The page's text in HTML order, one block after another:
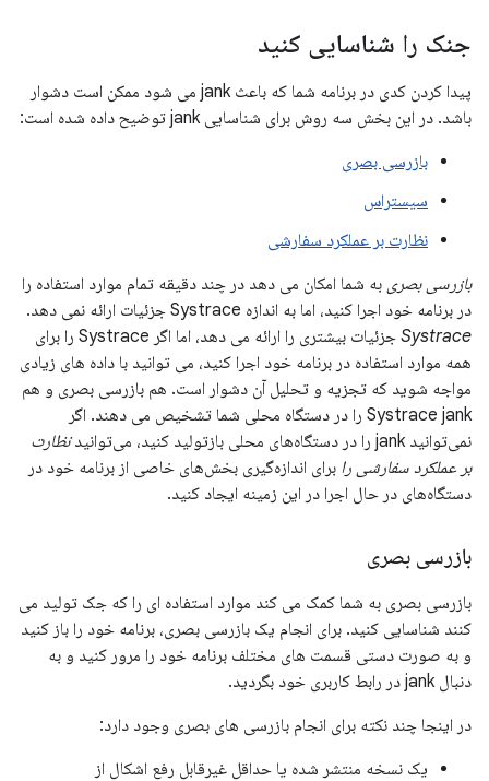
جنک را شناسایی کنید
پیدا کردن کدی در برنامه شما که باعث jank می شود ممکن است دشوار
باشد. در این بخش سه روش برای شناسایی jank توضیح داده شده است:
بازرسی بصری
سیستراس
نظارت بر عملکرد سفارشی
بازرسی بصری به شما امکان می دهد در چند دقیقه تمام موارد استفاده را
در برنامه خود اجرا کنید، اما به اندازه Systrace جزئیات ارائه نمی دهد.
Systrace
جزئیات بیشتری را ارائه می دهد، اما اگر Systrace را برای
همه موارد استفاده در برنامه خود اجرا کنید، می توانید با داده های زیادی
مواجه شوید که تجزیه و تحلیل آن دشوار است. هم بازرسی بصری و هم
Systrace jank را در دستگاه محلی شما تشخیص می دهند. اگر
نمی‌توانید jank را در دستگاه‌های محلی بازتولید کنید، می‌توانید
نظارت
بر عملکرد سفارشی را برای اندازه‌گیری بخش‌های خاصی از برنامه خود در
دستگاه‌های در حال اجرا در این زمینه ایجاد کنید.
بازرسی بصری
بازرسی بصری به شما کمک می کند موارد استفاده ای را که جک تولید می
کنند شناسایی کنید. برای انجام یک بازرسی بصری، برنامه خود را باز کنید
و به صورت دستی قسمت های مختلف برنامه خود را مرور کنید و به
دنبال jank در رابط کاربری خود بگردید.
در اینجا چند نکته برای انجام بازرسی های بصری وجود دارد:
یک نسخه منتشر شده یا حداقل غیرقابل رفع اشکال از